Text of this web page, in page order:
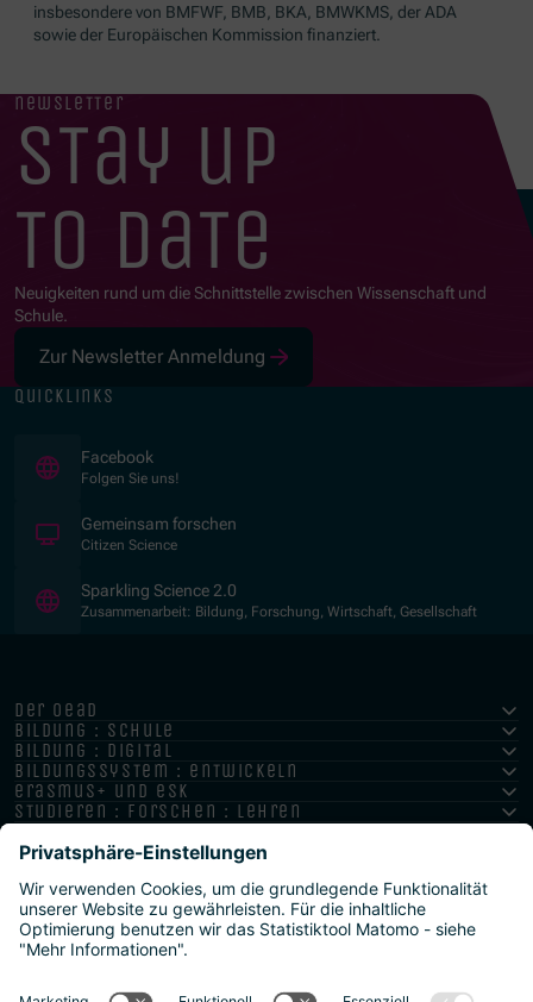
insbesondere von BMFWF, BMB, BKA, BMWKMS, der ADA
sowie der Europäischen Kommission finanziert.
newsletter
stay up
to date
Neuigkeiten rund um die Schnittstelle zwischen Wissenschaft und
Schule.
Zur Newsletter Anmeldung
quicklinks
Facebook
Folgen Sie uns!
Gemeinsam forschen
Citizen Science
Sparkling Science 2.0
Zusammenarbeit: Bildung, Forschung, Wirtschaft, Gesellschaft
der oead
bildung : schule
bildung : digital
bildungssystem : entwickeln
erasmus+ und esk
studieren : forschen : lehren
hochschule : strategie : international